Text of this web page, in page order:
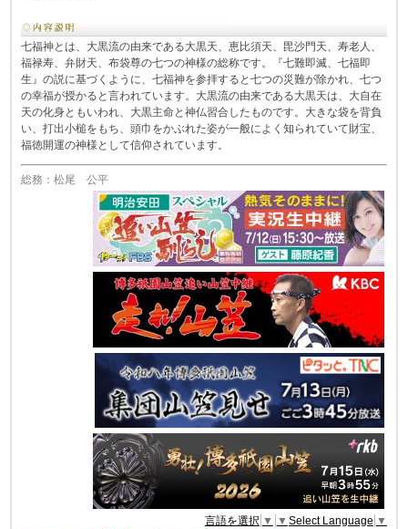
七福神とは、大黒流の由来である大黒天、恵比須天、毘沙門天、寿老人、
福禄寿、弁財天、布袋尊の七つの神様の総称です。『七難即滅、七福即
生』の説に基づくように、七福神を参拝すると七つの災難が除かれ、七つ
の幸福が授かると言われています。大黒流の由来である大黒天は、大自在
天の化身ともいわれ、大黒主命と神仏習合したものです。大きな袋を背負
い、打出小槌をもち、頭巾をかぶれた姿が一般によく知られていて財宝、
福徳開運の神様として信仰されています。
総務：松尾 公平
言語を選択 ▼ ▼ Select Language ▼